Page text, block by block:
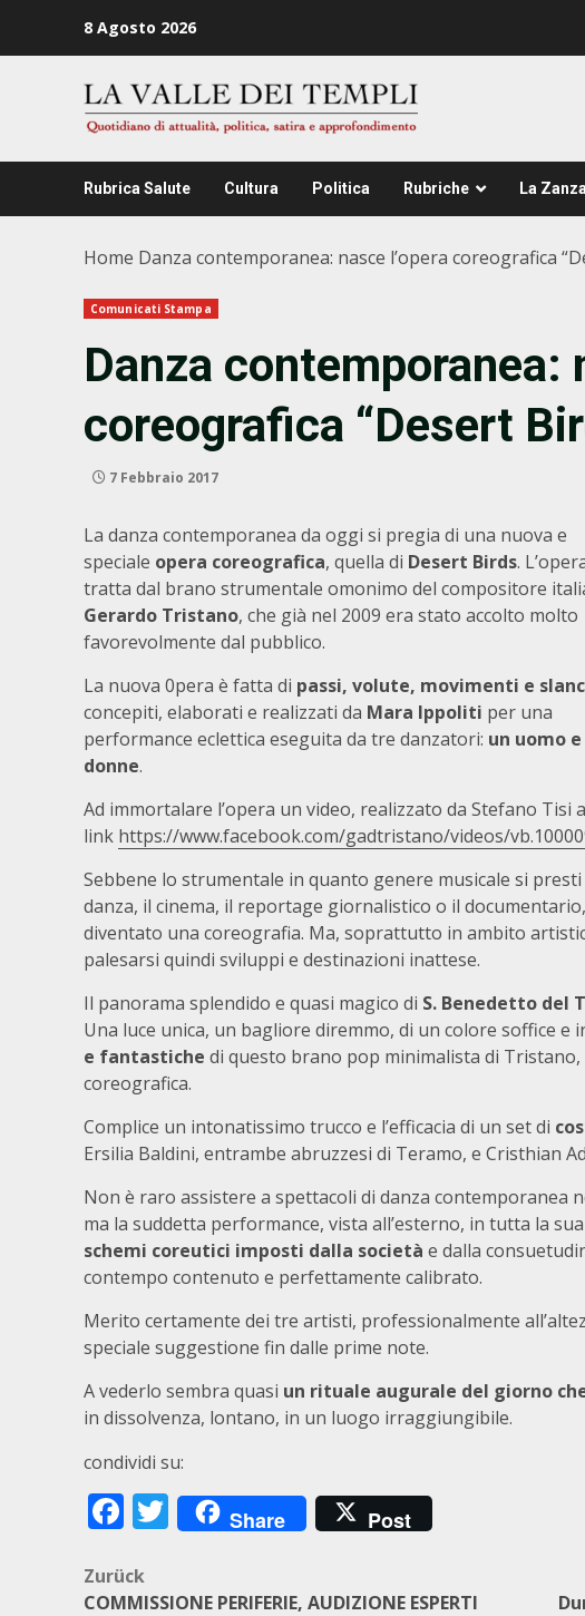
8 Agosto 2026
Rubrica Salute Cultura Politica Rubriche La
Home Danza contemporanea: nasce l’opera coreografica
Comunicati Stampa
Danza contemporanea:
coreografica “Desert
7 Febbraio 2017
La danza contemporanea da oggi si pregia di una nuova e
speciale opera coreografica, quella di Desert Birds.
tratta dal brano strumentale omonimo del compositore
Gerardo Tristano, che già nel 2009 era stato accolto molto
favorevolmente dal pubblico.
La nuova 0pera è fatta di passi, volute, movimenti e
concepiti, elaborati e realizzati da Mara Ippoliti per una
performance eclettica eseguita da tre danzatori: un uomo
donne.
Ad immortalare l’opera un video, realizzato da Stefano Tisi
link https://www.facebook.com/gadtristano/videos/
Sebbene lo strumentale in quanto genere musicale si
danza, il cinema, il reportage giornalistico o il
diventato una coreografia. Ma, soprattutto in ambito
palesarsi quindi sviluppi e destinazioni inattese.
Il panorama splendido e quasi magico di S. Benedetto del
Una luce unica, un bagliore diremmo, di un colore soffice e
e fantastiche di questo brano pop minimalista di
coreografica.
Complice un intonatissimo trucco e l’efficacia di un set di
Ersilia Baldini, entrambe abruzzesi di Teramo, e Cristhian
Non è raro assistere a spettacoli di danza
ma la suddetta performance, vista all’esterno, in tutta la
schemi coreutici imposti dalla società e dalla
contempo contenuto e perfettamente calibrato.
Merito certamente dei tre artisti, professionalmente
speciale suggestione fin dalle prime note.
A vederlo sembra quasi un rituale augurale del giorno
in dissolvenza, lontano, in un luogo irraggiungibile.
condividi su:
Facebook
Twitter
Share Post
Beitragsnavigation
Zurück
COMMISSIONE PERIFERIE, AUDIZIONE ESPERTI